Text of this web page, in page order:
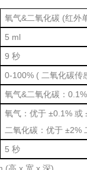
氧气&二氧化碳 (红外
5 ml
9 秒
0-100% ( 二氧化碳传
氧气&二氧化碳：0.1%
氧气：优于 ±0.1% 或
二氧化碳：优于
5 秒